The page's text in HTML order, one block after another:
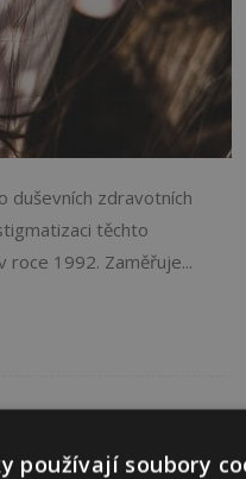
duševních zdravotních
těchto
roce 1992. Zaměřuje...
používají soubory